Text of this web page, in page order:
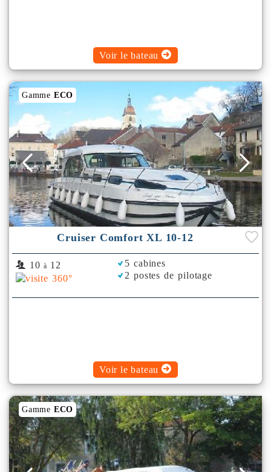
Voir le bateau
Gamme ECO
Cruiser Comfort XL 10-12
10 à 12
5 cabines
2 postes de pilotage
Voir le bateau
Gamme ECO